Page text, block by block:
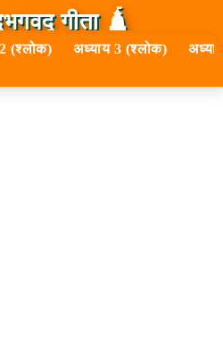
गीता 🛕
(श्लोक) अध्याय 3 (श्लोक)